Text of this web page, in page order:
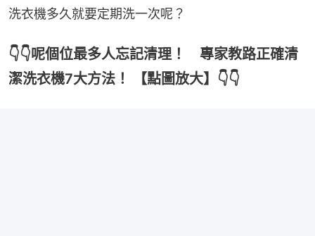
洗衣機多久就要定期洗一次呢？
👇👇呢個位最多人忘記清理！ 專家教路正確清
潔洗衣機7大方法！ 【點圖放大】👇👇